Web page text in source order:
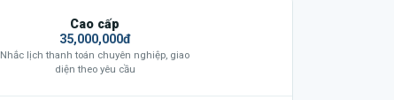
Cao cấp
35,000,000đ
Nhắc lịch thanh toán chuyên nghiệp, giao
diện theo yêu cầu